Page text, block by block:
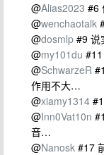
@Alias2023 #6
@wenchaotalk
@dosmlp #9 说
@my101du
@SchwarzeR
作用不大…
@xiamy1314
@Inn0Vat10n
音…
@Nanosk #17